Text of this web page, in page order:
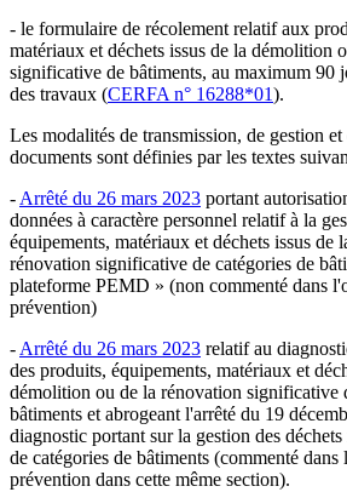
- le formulaire de récolement relatif aux
matériaux et déchets issus de la démolition
significative de bâtiments, au maximum 90
des travaux (CERFA n° 16288*01).
Les modalités de transmission, de gestion
documents sont définies par les textes
- Arrêté du 26 mars 2023 portant
données à caractère personnel relatif à la
équipements, matériaux et déchets issus de
rénovation significative de catégories de
plateforme PEMD » (non commenté dans
prévention)
- Arrêté du 26 mars 2023 relatif au
des produits, équipements, matériaux et
démolition ou de la rénovation significative
bâtiments et abrogeant l'arrêté du 19
diagnostic portant sur la gestion des
de catégories de bâtiments (commenté
prévention dans cette même section).